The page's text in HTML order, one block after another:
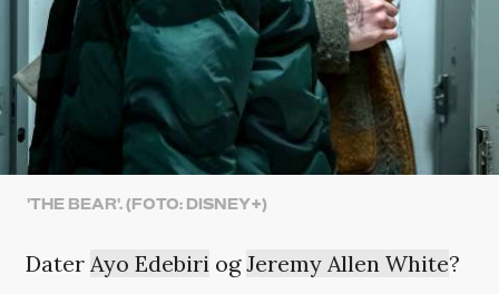
'THE BEAR'. (FOTO: DISNEY+)
Dater Ayo Edebiri ogJeremy Allen White?